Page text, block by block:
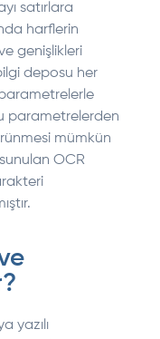
satırlara
harflerin
genişlikleri
deposu her
parametrelerden
mümkün
OCR
yazılı